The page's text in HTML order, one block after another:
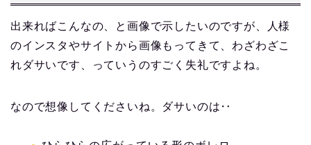
出来ればこんなの、と画像で示したいのですが、人様
のインスタやサイトから画像もってきて、わざわざこ
れダサいです、っていうのすごく失礼ですよね。
なので想像してくださいね。ダサいのは‥